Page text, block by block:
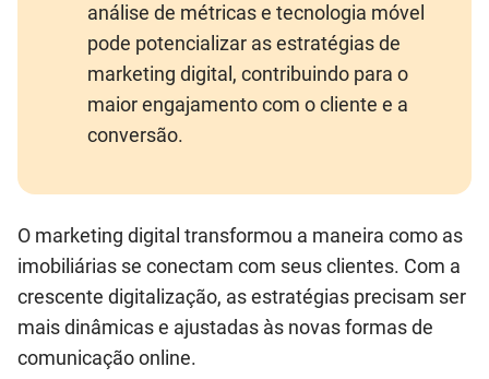
análise de métricas e tecnologia móvel
pode potencializar as estratégias de
marketing digital, contribuindo para o
maior engajamento com o cliente e a
conversão.
O marketing digital transformou a maneira como as
imobiliárias se conectam com seus clientes. Com a
crescente digitalização, as estratégias precisam ser
mais dinâmicas e ajustadas às novas formas de
comunicação online.